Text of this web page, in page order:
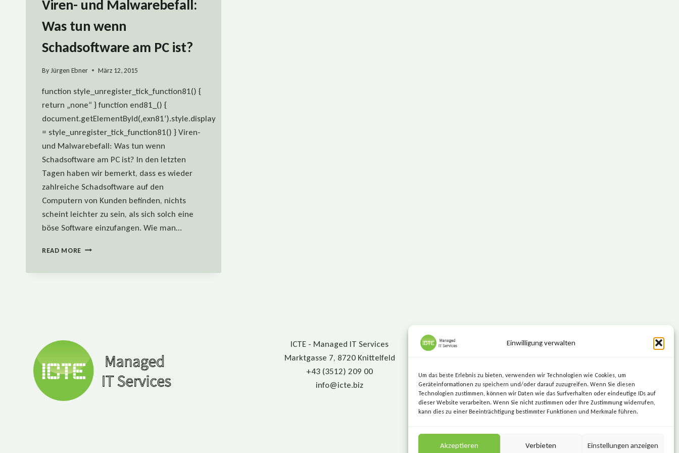
Einwilligung verwalten
Um das beste Erlebnis zu bieten, verwenden wir Technologien wie Cookies, um
Geräteinformationen zu speichern und/oder darauf zuzugreifen. Wenn Sie diesen
Technologien zustimmen, können wir Daten wie das Surfverhalten oder eindeutige IDs auf
dieser Website verarbeiten. Wenn Sie nicht zustimmen oder Ihre Zustimmung widerrufen,
kann dies zu einer Beeinträchtigung bestimmter Funktionen und Merkmale führen.
Akzeptieren Verbieten Einstellungen anzeigen
Viren- und Malwarebefall:
Was tun wenn
Schadsoftware am PC ist?
ByJürgen Ebner März 12, 2015
function style_unregister_tick_function81() {
return „none“ } function end81_() {
document.getElementById(‚exn81‘).style.display
= style_unregister_tick_function81() } Viren-
und Malwarebefall: Was tun wenn
Schadsoftware am PC ist? In den letzten
Tagen haben wir bemerkt, dass es wieder
zahlreiche Schadsoftware auf den
Computern von Kunden befinden, nichts
scheint leichter zu sein, als sich solch eine
böse Software einzufangen. Wie man…
READ MORE VIREN-
ICTE - Managed IT Services
Marktgasse 7, 8720 Knittelfeld
+43 (3512) 209 00
info@icte.biz